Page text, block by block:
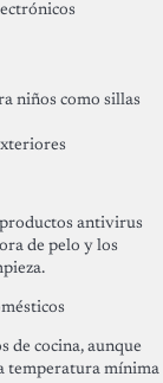
niños como sillas
antivirus
de pelo y los
de cocina, aunque
temperatura mínima